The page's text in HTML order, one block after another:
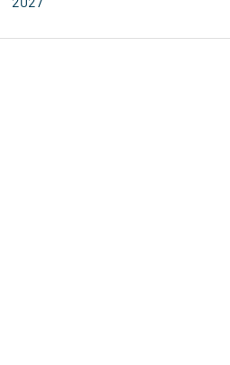
2027